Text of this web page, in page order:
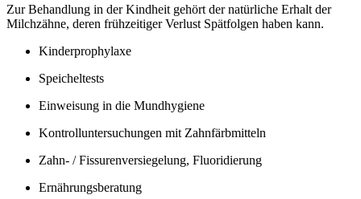
Zur Behandlung in der Kindheit gehört der natürliche Erhalt der
Milchzähne, deren frühzeitiger Verlust Spätfolgen haben kann.
Kinderprophylaxe
Speicheltests
Einweisung in die Mundhygiene
Kontrolluntersuchungen mit Zahnfärbmitteln
Zahn- / Fissurenversiegelung, Fluoridierung
Ernährungsberatung